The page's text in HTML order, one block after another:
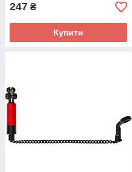
247 ₴
Купити